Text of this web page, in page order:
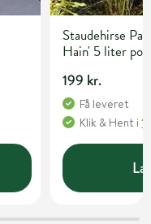
Staudehirse
Hain' 5 liter
199 kr.
Få leveret
Klik & Hent i